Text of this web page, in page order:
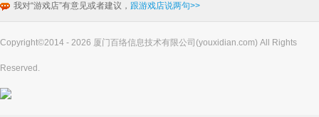
我对“游戏店”有意见或者建议， 跟游戏店说两句>>
Copyright©2014 - 2026 厦门百络信息技术有限公司(youxidian.com) All Rights
Reserved.